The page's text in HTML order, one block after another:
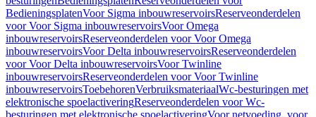
BedieningsplatenVoor Sigma inbouwreservoirsReserveonderdelen
voor Voor Sigma inbouwreservoirsVoor Omega
inbouwreservoirsReserveonderdelen voor Voor Omega
inbouwreservoirsVoor Delta inbouwreservoirsReserveonderdelen
voor Voor Delta inbouwreservoirsVoor Twinline
inbouwreservoirsReserveonderdelen voor Voor Twinline
inbouwreservoirsToebehorenVerbruiksmateriaalWc-besturingen met
elektronische spoelactiveringReserveonderdelen voor Wc-
besturingen met elektronische spoelactiveringVoor netvoeding, voor